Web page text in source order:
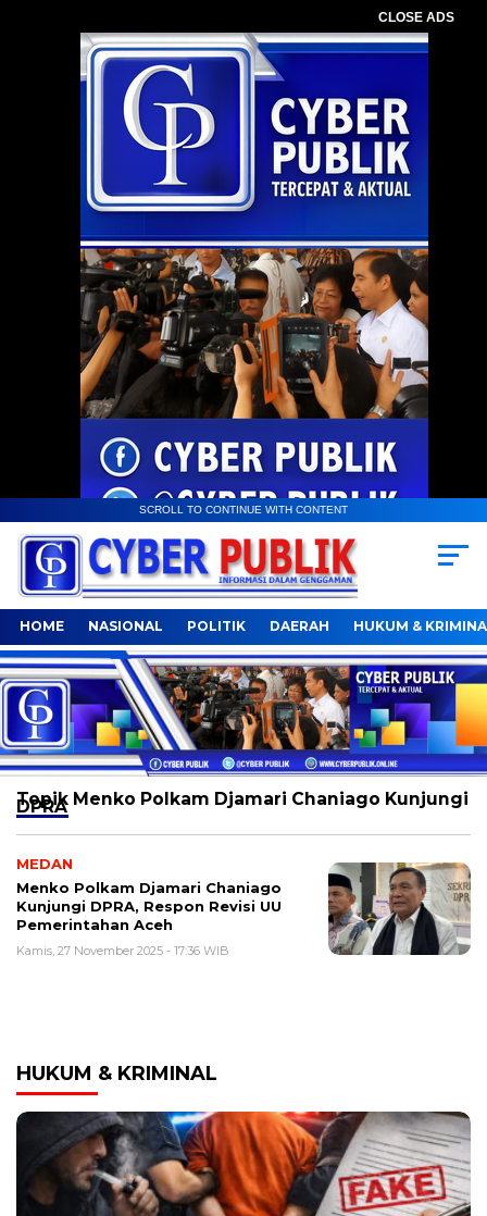
CLOSE ADS
SCROLL TO CONTINUE WITH CONTENT
HOME NASIONAL POLITIK DAERAH HUKUM &
Topik Menko Polkam Djamari Chaniago Kunjungi
DPRA
MEDAN
Menko Polkam Djamari Chaniago
Kunjungi DPRA, Respon Revisi UU
Pemerintahan Aceh
Kamis, 27 November 2025 - 17:36 WIB
HUKUM & KRIMINAL